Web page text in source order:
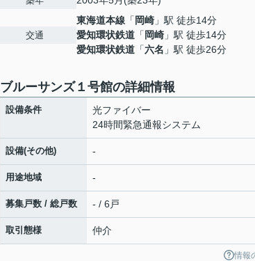
交通
東海道本線 「 岡崎 」駅 徒歩14分
愛知環状鉄道 「 岡崎 」駅 徒歩14分
愛知環状鉄道 「六名 」駅 徒歩26分
ブルーサンズ１号館の詳細情報
設備条件
光ファイバー
24時間緊急通報システム
設備(その他) -
用途地域 -
募集戸数 / 総戸数 - / 6戸
取引態様 仲介
情報